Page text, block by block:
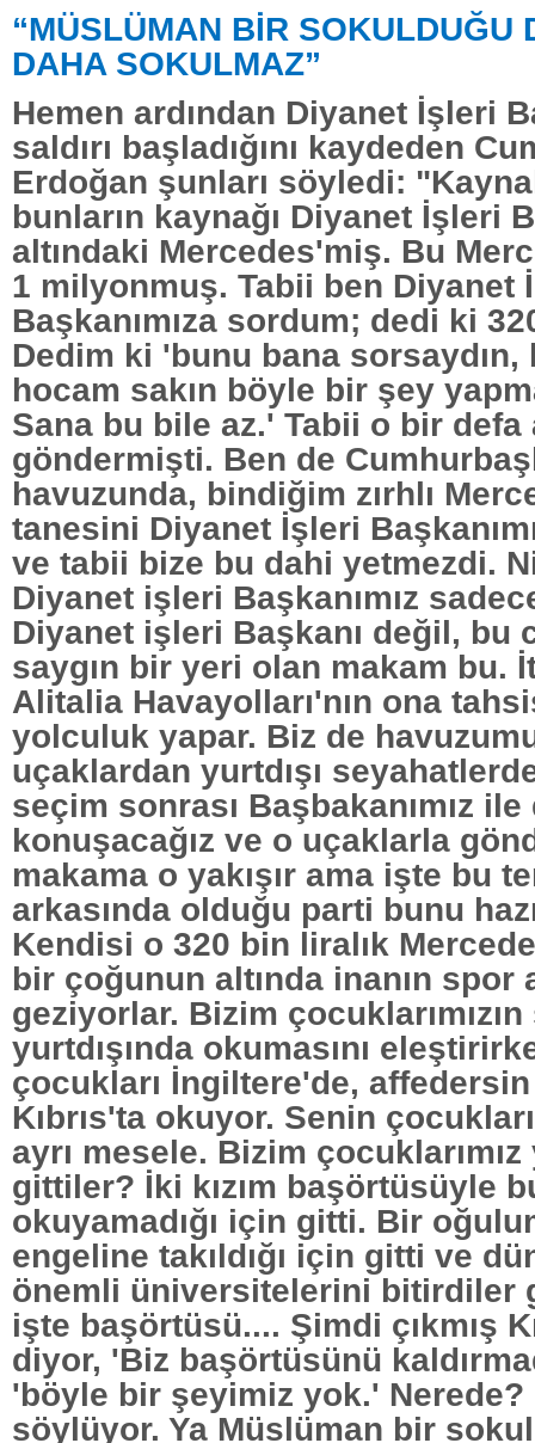
“MÜSLÜMAN BİR SOKULDUĞU
DAHA SOKULMAZ”
Hemen ardından Diyanet İşleri
saldırı başladığını kaydeden
Erdoğan şunları söyledi:
bunların kaynağı Diyanet İşleri
altındaki Mercedes'miş. Bu
1 milyonmuş. Tabii ben Diyanet
Başkanımıza sordum; dedi ki
Dedim ki 'bunu bana
hocam sakın böyle bir şey
Sana bu bile az.' Tabii o bir defa
göndermişti. Ben de
havuzunda, bindiğim zırhlı
tanesini Diyanet İşleri
ve tabii bize bu dahi yetmezdi.
Diyanet işleri Başkanımız
Diyanet işleri Başkanı değil, bu
saygın bir yeri olan makam bu.
Alitalia Havayolları'nın ona
yolculuk yapar. Biz de
uçaklardan yurtdışı
seçim sonrası Başbakanımız ile
konuşacağız ve o uçaklarla
makama o yakışır ama işte bu
arkasında olduğu parti bunu
Kendisi o 320 bin liralık
bir çoğunun altında inanın spor
geziyorlar. Bizim
yurtdışında okumasını
çocukları İngiltere'de,
Kıbrıs'ta okuyor. Senin
ayrı mesele. Bizim çocuklarımız
gittiler? İki kızım başörtüsüyle
okuyamadığı için gitti. Bir
engeline takıldığı için gitti ve
önemli üniversitelerini bitirdiler
işte başörtüsü.... Şimdi çıkmış
diyor, 'Biz başörtüsünü
'böyle bir şeyimiz yok.'
söylüyor. Ya Müslüman bir